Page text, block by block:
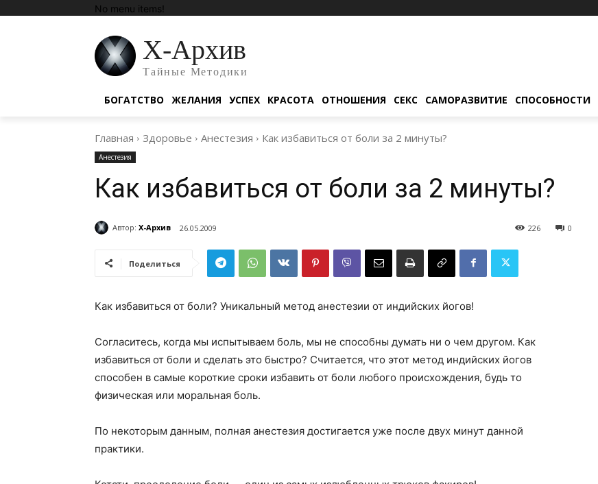
No menu items!
Х-Архив
Тайные Методики
БОГАТСТВО ЖЕЛАНИЯ УСПЕХ КРАСОТА ОТНОШЕНИЯ СЕКС САМОРАЗВИТИЕ СПОСОБНОСТИ
Главная Здоровье Анестезия Как избавиться от боли за 2 минуты?
Анестезия
Как избавиться от боли за 2 минуты?
Автор: Х-Архив 26.05.2009 0
226
Поделиться
Как избавиться от боли? Уникальный метод анестезии от индийских йогов!
Согласитесь, когда мы испытываем боль, мы не способны думать ни о чем другом. Как
избавиться от боли и сделать это быстро? Считается, что этот метод индийских йогов
способен в самые короткие сроки избавить от боли любого происхождения, будь то
физическая или моральная боль.
По некоторым данным, полная анестезия достигается уже после двух минут данной
практики.